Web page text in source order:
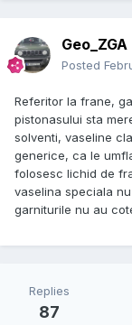
Geo_ZGA
Posted
Referitor la frane,
pistonasului sta
solventi, vaseline
generice, ca le
folosesc lichid de
vaselina speciala
garniturile nu au
Replies
87